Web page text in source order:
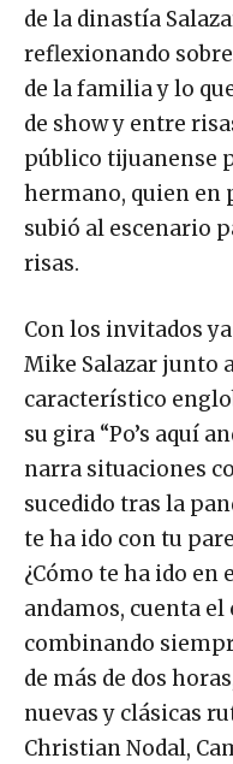
de la dinastía
reflexionando
de la familia y lo
de show y entre
público tijuanense
hermano, quien en
subió al escenario
risas.
Con los invitados
Mike Salazar junto
característico
su gira “Po’s aquí
narra situaciones
sucedido tras la
te ha ido con tu
¿Cómo te ha ido en
andamos, cuenta
combinando
de más de dos
nuevas y clásicas
Christian Nodal,